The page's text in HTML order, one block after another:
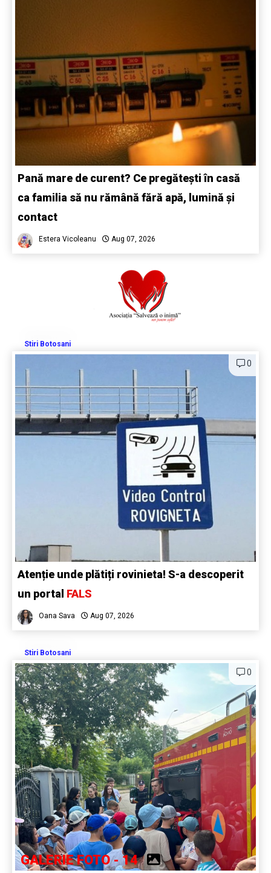
Pană mare de curent? Ce pregătești în casă
ca familia să nu rămână fără apă, lumină și
contact
Estera Vicoleanu Aug 07, 2026
Stiri Botosani
0
Atenție unde plătiți rovinieta! S-a descoperit
un portal FALS
Oana Sava Aug 07, 2026
Stiri Botosani
0
GALERIE FOTO - 14